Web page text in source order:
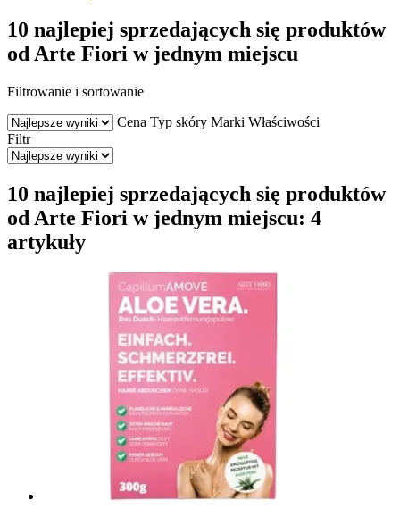
10 najlepiej sprzedających się produktów
od Arte Fiori w jednym miejscu
Filtrowanie i sortowanie
Cena Typ skóry Marki Właściwości
Filtr
10 najlepiej sprzedających się produktów
od Arte Fiori w jednym miejscu: 4
artykuły